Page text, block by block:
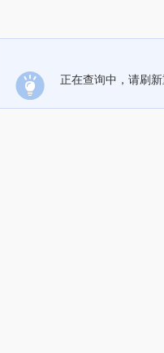
正在查询中，请刷